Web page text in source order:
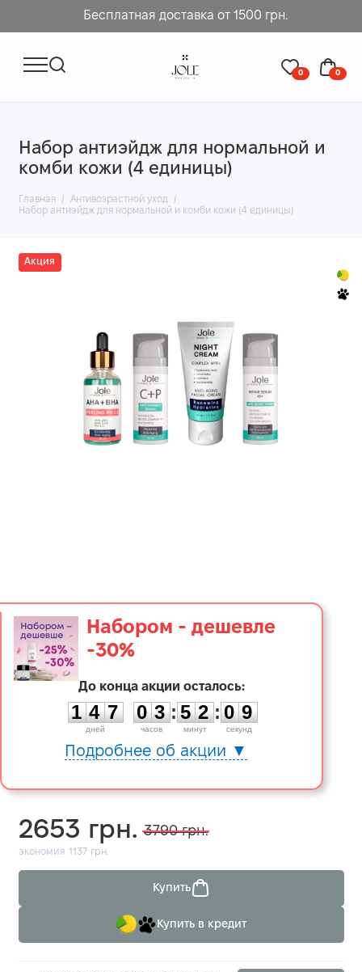
Бесплатная доставка от 1500 грн.
0 0
Набор антиэйдж для нормальной и
комби кожи (4 единицы)
Главная
Антивозрастной уход
Набор антиэйдж для нормальной и комби кожи (4 единицы)
Акция
Набором - дешевле
-30%
До конца акции осталось:
1
1
4
4
7
7
дней
0
0
3
3
часов
:
5
5
2
2
минут
:
0
0
8
8
секунд
Подробнее об акции ▼
2653 грн. 3790 грн.
экономия 1137 грн.
Купить
Купить в кредит